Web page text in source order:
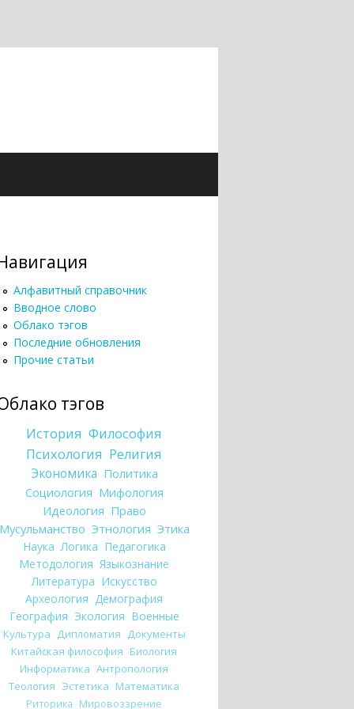
Алфавитный справочник
Вводное слово
Облако тэгов
Последние обновления
Прочие статьи
тэгов
История Философия
Психология Религия
Экономика Политика
Социология Мифология
Идеология Право
Этнология Этика
Наука Логика Педагогика
Методология Языкознание
Литература Искусство
Археология Демография
География Экология Военные
Культура Дипломатия Документы
Китайская философия Биология
Информатика Антропология
Теология Эстетика Математика
Риторика Мировоззрение